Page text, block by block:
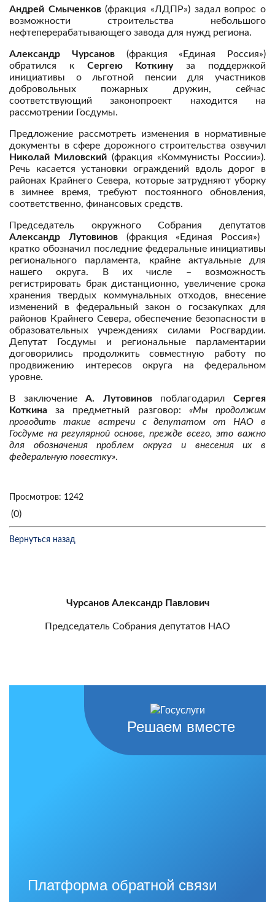
Андрей Смыченков(фракция «ЛДПР») задал вопрос о
возможности строительства небольшого
нефтеперерабатывающего завода для нужд региона.
Александр Чурсанов (фракция «Единая Россия»)
обратился к Сергею Коткинуза поддержкой
инициативы о льготной пенсии для участников
добровольных пожарных дружин, сейчас
соответствующий законопроект находится на
рассмотрении Госдумы.
Предложение рассмотреть изменения в нормативные
документы в сфере дорожного строительства озвучил
Николай Миловский (фракция «Коммунисты России»).
Речь касается установки ограждений вдоль дорог в
районах Крайнего Севера, которые затрудняют уборку
в зимнее время, требуют постоянного обновления,
соответственно, финансовых средств.
Председатель окружного Собрания депутатов
Александр Лутовинов (фракция «Единая Россия»)
кратко обозначил последние федеральные инициативы
регионального парламента, крайне актуальные для
нашего округа. В их числе – возможность
регистрировать брак дистанционно, увеличение срока
хранения твердых коммунальных отходов, внесение
изменений в федеральный закон о госзакупках для
районов Крайнего Севера, обеспечение безопасности в
образовательных учреждениях силами Росгвардии.
Депутат Госдумы и региональные парламентарии
договорились продолжить совместную работу по
продвижению интересов округа на федеральном
уровне.
В заключениеА. ЛутовиновпоблагодарилСергея
Коткина за предметный разговор: «Мы продолжим
проводить такие встречи с депутатом от НАО в
Госдуме на регулярной основе, прежде всего, это важно
для обозначения проблем округа и внесения их в
федеральную повестку».
Просмотров: 1242
(0)
Вернуться назад
Чурсанов Александр Павлович
Председатель Собрания депутатов НАО
Решаем вместе
Платформа обратной связи